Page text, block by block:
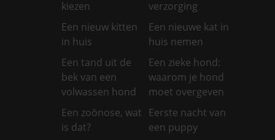
kiezen
verzorging
Een nieuw kitten
in huis
Een nieuwe kat in
huis nemen
Een tand uit de
bek van een
volwassen hond
Een zieke hond:
waarom je hond
moet overgeven
Een zoönose, wat
is dat?
Eerste nacht van
een puppy